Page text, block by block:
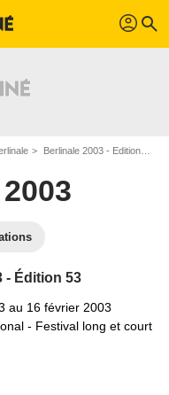
profil search
Berlinale 2003 - Edition n°53
- Édition 53
au 16 février 2003
- Festival long et court